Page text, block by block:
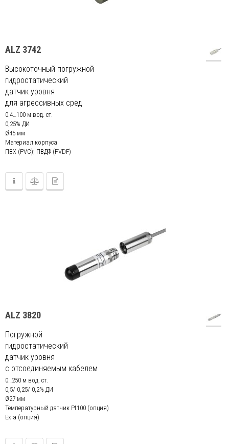
ALZ 3742
Высокоточный погружной
гидростатический
датчик уровня
для агрессивных сред
0.4…100 м вод. ст.
0,25% ДИ
Ø45 мм
Материал корпуса
ПВХ (PVC); ПВДФ (PVDF)
ALZ 3820
Погружной
гидростатический
датчик уровня
с отсоединяемым кабелем
0…250 м вод. ст.
0,5/ 0,25/ 0,2% ДИ
Ø27 мм
Температурный датчик Pt100 (опция)
Exia (опция)